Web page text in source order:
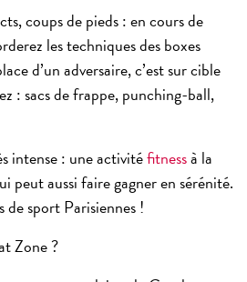
coups de pieds : en cours de
les techniques des boxes
d’un adversaire, c’est sur cible
: sacs de frappe, punching-ball,
intense : une activitéfitnessà la
peut aussi faire gagner en sérénité.
de sport Parisiennes!
Zone ?